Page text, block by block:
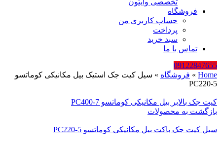
تخصصی وایتون
فروشگاه
حساب کاربری من
پرداخت
سبد خرید
تماس با ما
09122847655
Home
» فروشگاه » سیل کیت جک استیک بیل مکانیکی کوماتسو
PC220-5
کیت جک بالابر بیل مکانیکی کوماتسو PC400-7
بازگشت به محصولات
سیل کیت جک باکت بیل مکانیکی کوماتسو PC220-5